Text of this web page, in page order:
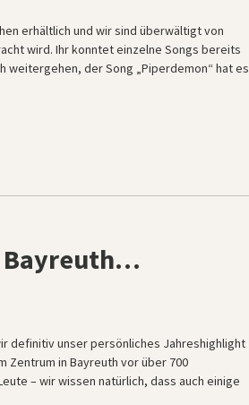
erhältlich und wir sind überwältigt von
wird. Ihr konntet einzelne Songs bereits
weitergehen, der Song „Piperdemon“ hat es
Bayreuth…
definitiv unser persönliches Jahreshighlight
Zentrum in Bayreuth vor über 700
– wir wissen natürlich, dass auch einige